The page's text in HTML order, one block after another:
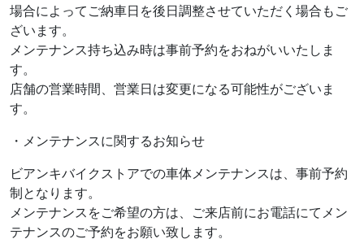
場合によってご納車日を後日調整させていただく場合もご
ざいます。
メンテナンス持ち込み時は事前予約をおねがいいたしま
す。
店舗の営業時間、営業日は変更になる可能性がございま
す。
・メンテナンスに関するお知らせ
ビアンキバイクストアでの車体メンテナンスは、事前予約
制となります。
メンテナンスをご希望の方は、ご来店前にお電話にてメン
テナンスのご予約をお願い致します。